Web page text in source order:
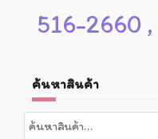
516-2660
ค้นหาสินค้า
ค้นหา: